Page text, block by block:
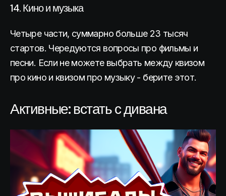
14. Кино и музыка
Четыре части, суммарно больше 23 тысяч
стартов. Чередуются вопросы про фильмы и
песни. Если не можете выбрать между квизом
про кино и квизом про музыку - берите этот.
Активные: встать с дивана